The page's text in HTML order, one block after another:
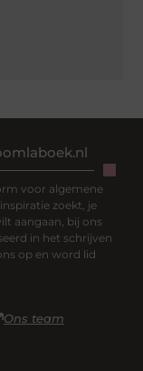
voor algemene
zoekt, je
aangaan, bij ons
in het schrijven
op en word lid
Ons team